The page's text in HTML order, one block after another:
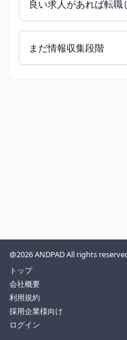
良い求人があれば転職
まだ情報収集段階
@2026 ANDPAD All rights
トップ
会社概要
利用規約
採用企業様向け
ログイン